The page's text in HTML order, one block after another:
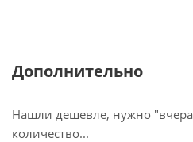
Дополнительно
Нашли дешевле, нужно
количество...